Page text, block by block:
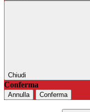
Chiudi
Conferma
Annulla Conferma